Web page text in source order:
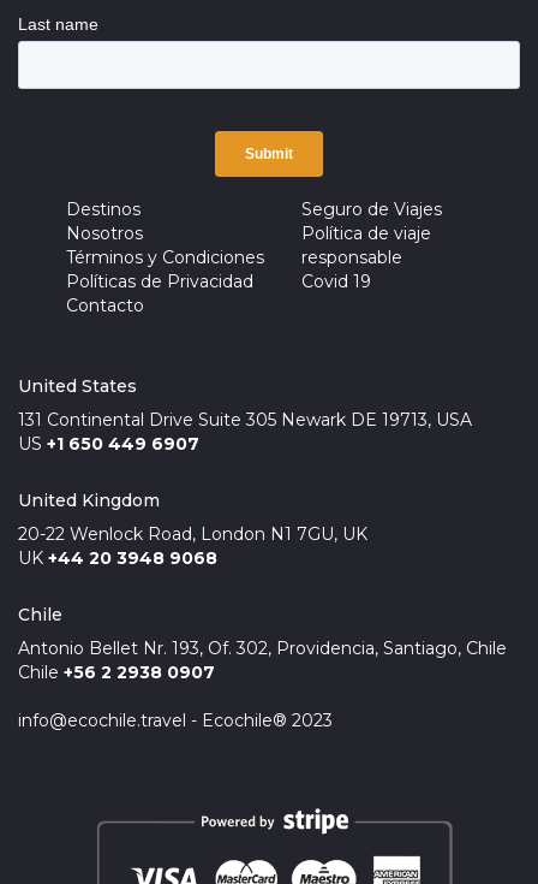
Destinos
Nosotros
Términos y Condiciones
Políticas de Privacidad
Contacto
Seguro de Viajes
Política de viaje
responsable
Covid 19
United States
131 Continental Drive Suite 305 Newark DE 19713, USA
US +1 650 449 6907
United Kingdom
20-22 Wenlock Road, London N1 7GU, UK
UK +44 20 3948 9068
Chile
Antonio Bellet Nr. 193, Of. 302, Providencia, Santiago, Chile
Chile +56 2 2938 0907
info@ecochile.travel - Ecochile® 2023